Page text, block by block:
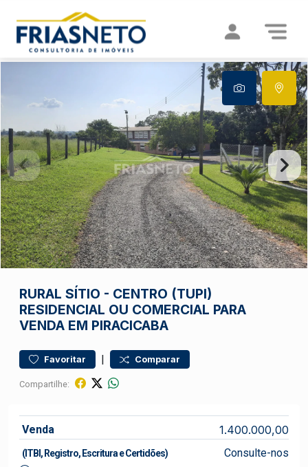
RURAL SÍTIO - CENTRO (TUPI)
RESIDENCIAL OU COMERCIAL PARA
VENDA EM PIRACICABA
Favoritar | Comparar
Compartilhe:
Venda 1.400.000,00
(ITBI, Registro, Escritura e Certidões) Consulte-nos